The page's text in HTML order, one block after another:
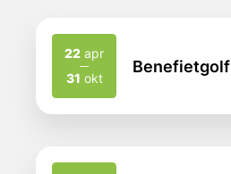
22 apr
31 okt
Benefietgolf